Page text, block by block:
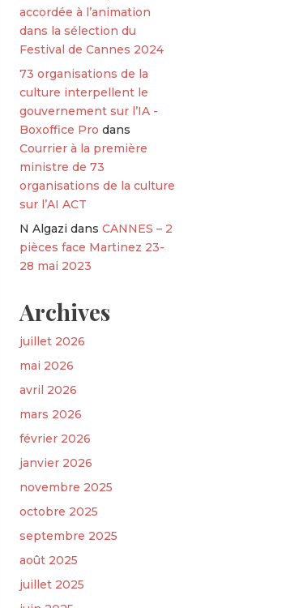
accordée à l’animation
dans la sélection du
Festival de Cannes 2024
73 organisations de la
culture interpellent le
gouvernement sur l’IA -
Boxoffice Pro dans
Courrier à la première
ministre de 73
organisations de la culture
sur l’AI ACT
N Algazi dansCANNES – 2
pièces face Martinez 23-
28 mai 2023
Archives
juillet 2026
mai 2026
avril 2026
mars 2026
février 2026
janvier 2026
novembre 2025
octobre 2025
septembre 2025
août 2025
juillet 2025